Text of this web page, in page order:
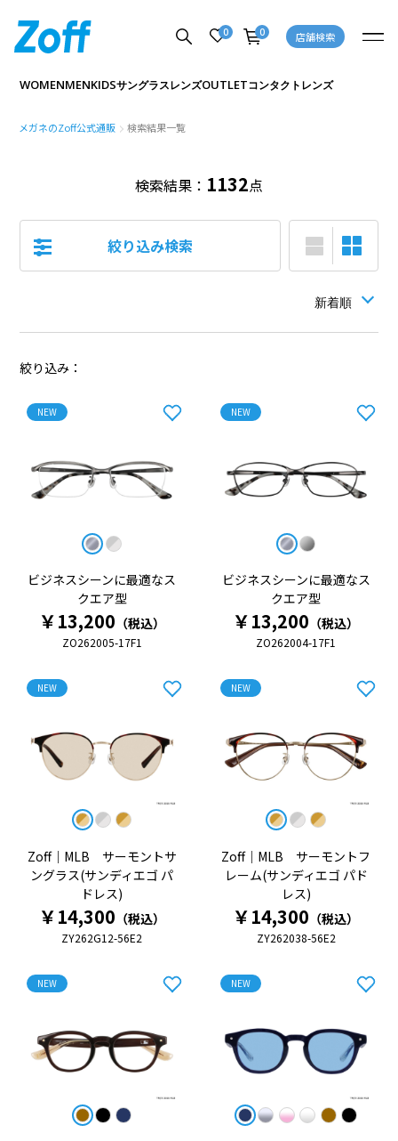
0 0 店舗検索
WOMENMENKIDSサングラスレンズOUTLETコンタクトレンズ
メガネのZoff公式通販 検索結果一覧
検索結果： 1132点
絞り込み検索
FLIP UP (跳ね上げ式メガネ・サングラス)
絞り込み：
NEW
ビジネスシーンに最適なス
クエア型
￥13,200 （税込）
ZO262005-17F1
NEW
ビジネスシーンに最適なス
クエア型
￥13,200 （税込）
ZO262004-17F1
NEW
Zoff｜MLB サーモントサ
ングラス(サンディエゴ パ
ドレス)
￥14,300 （税込）
ZY262G12-56E2
NEW
Zoff｜MLB サーモントフ
レーム(サンディエゴ パド
レス)
￥14,300 （税込）
ZY262038-56E2
NEW NEW